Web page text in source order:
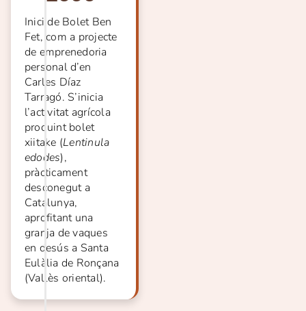
Inici de Bolet Ben
Fet, com a projecte
de emprenedoria
personal d’en
Carles Díaz
Tarragó. S’inicia
l’activitat agrícola
produint bolet
xiitake (Lentinula
edodes),
pràcticament
desconegut a
Catalunya,
aprofitant una
granja de vaques
en desús a Santa
Eulàlia de Ronçana
(Vallès oriental).